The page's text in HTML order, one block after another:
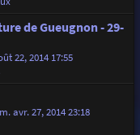
de Gueugnon - 29-
22, 2014 17:55
avr. 27, 2014 23:18